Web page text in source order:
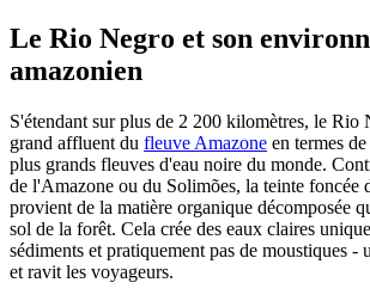
Le Rio Negro et son
amazonien
S'étendant sur plus de 2 200 kilomètres, le Rio
grand affluent du fleuve Amazone en termes
plus grands fleuves d'eau noire du monde.
de l'Amazone ou du Solimões, la teinte foncée
provient de la matière organique décomposée
sol de la forêt. Cela crée des eaux claires
sédiments et pratiquement pas de moustiques -
et ravit les voyageurs.